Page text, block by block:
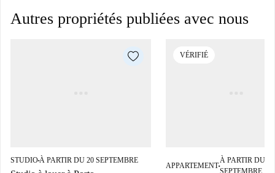
Autres propriétés publiées avec nous
STUDIO■À PARTIR DU 20 SEPTEMBRE
VÉRIFIÉ
APPARTEMENT■
À PARTIR DU 05
SEPTEMBRE